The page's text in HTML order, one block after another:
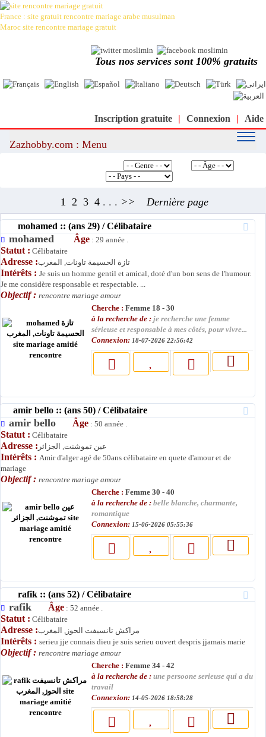
France : site gratuit rencontre mariage arabe musulman
Maroc site rencontre mariage gratuit
Tous nos services sont 100% gratuits
Inscription gratuite | Connexion | Aide
Zazhobby.com : Menu
1 2 3 4 . . . >> Dernière page
mohamed :: (ans 29) / Célibataire
mohamed Âge : 29 année .
Statut : Célibataire
Adresse :تازة الحسيمة تاونات, المغرب
Intérêts : Je suis un homme gentil et amical, doté d'un bon sens de l'humour.
Je me considère responsable et respectable. ...
Objectif : rencontre mariage amour
Cherche : Femme 18 - 30
à la recherche de : je recherche une femme
sérieuse et responsable à mes côtés, pour vivre...
Connexion: 18-07-2026 22:56:42
amir bello :: (ans 50) / Célibataire
amir bello Âge : 50 année .
Statut : Célibataire
Adresse : عين تموشنت, الجزائر
Intérêts : Amir d'alger agé de 50ans célibataire en quete d'amour et de
mariage
Objectif : rencontre mariage amour
Cherche : Femme 30 - 40
à la recherche de : belle blanche, charmante,
romantique
Connexion: 15-06-2026 05:55:36
rafik :: (ans 52) / Célibataire
rafik Âge : 52 année .
Statut : Célibataire
Adresse :مراكش تانسيفت الحوز, المغرب
Intérêts : serieu jje connais dieu je suis serieu ouvert despris jjamais marie
Objectif : rencontre mariage amour
Cherche : Femme 34 - 42
à la recherche de : une persoone serieuse qui a du
travail
Connexion: 14-05-2026 18:58:28